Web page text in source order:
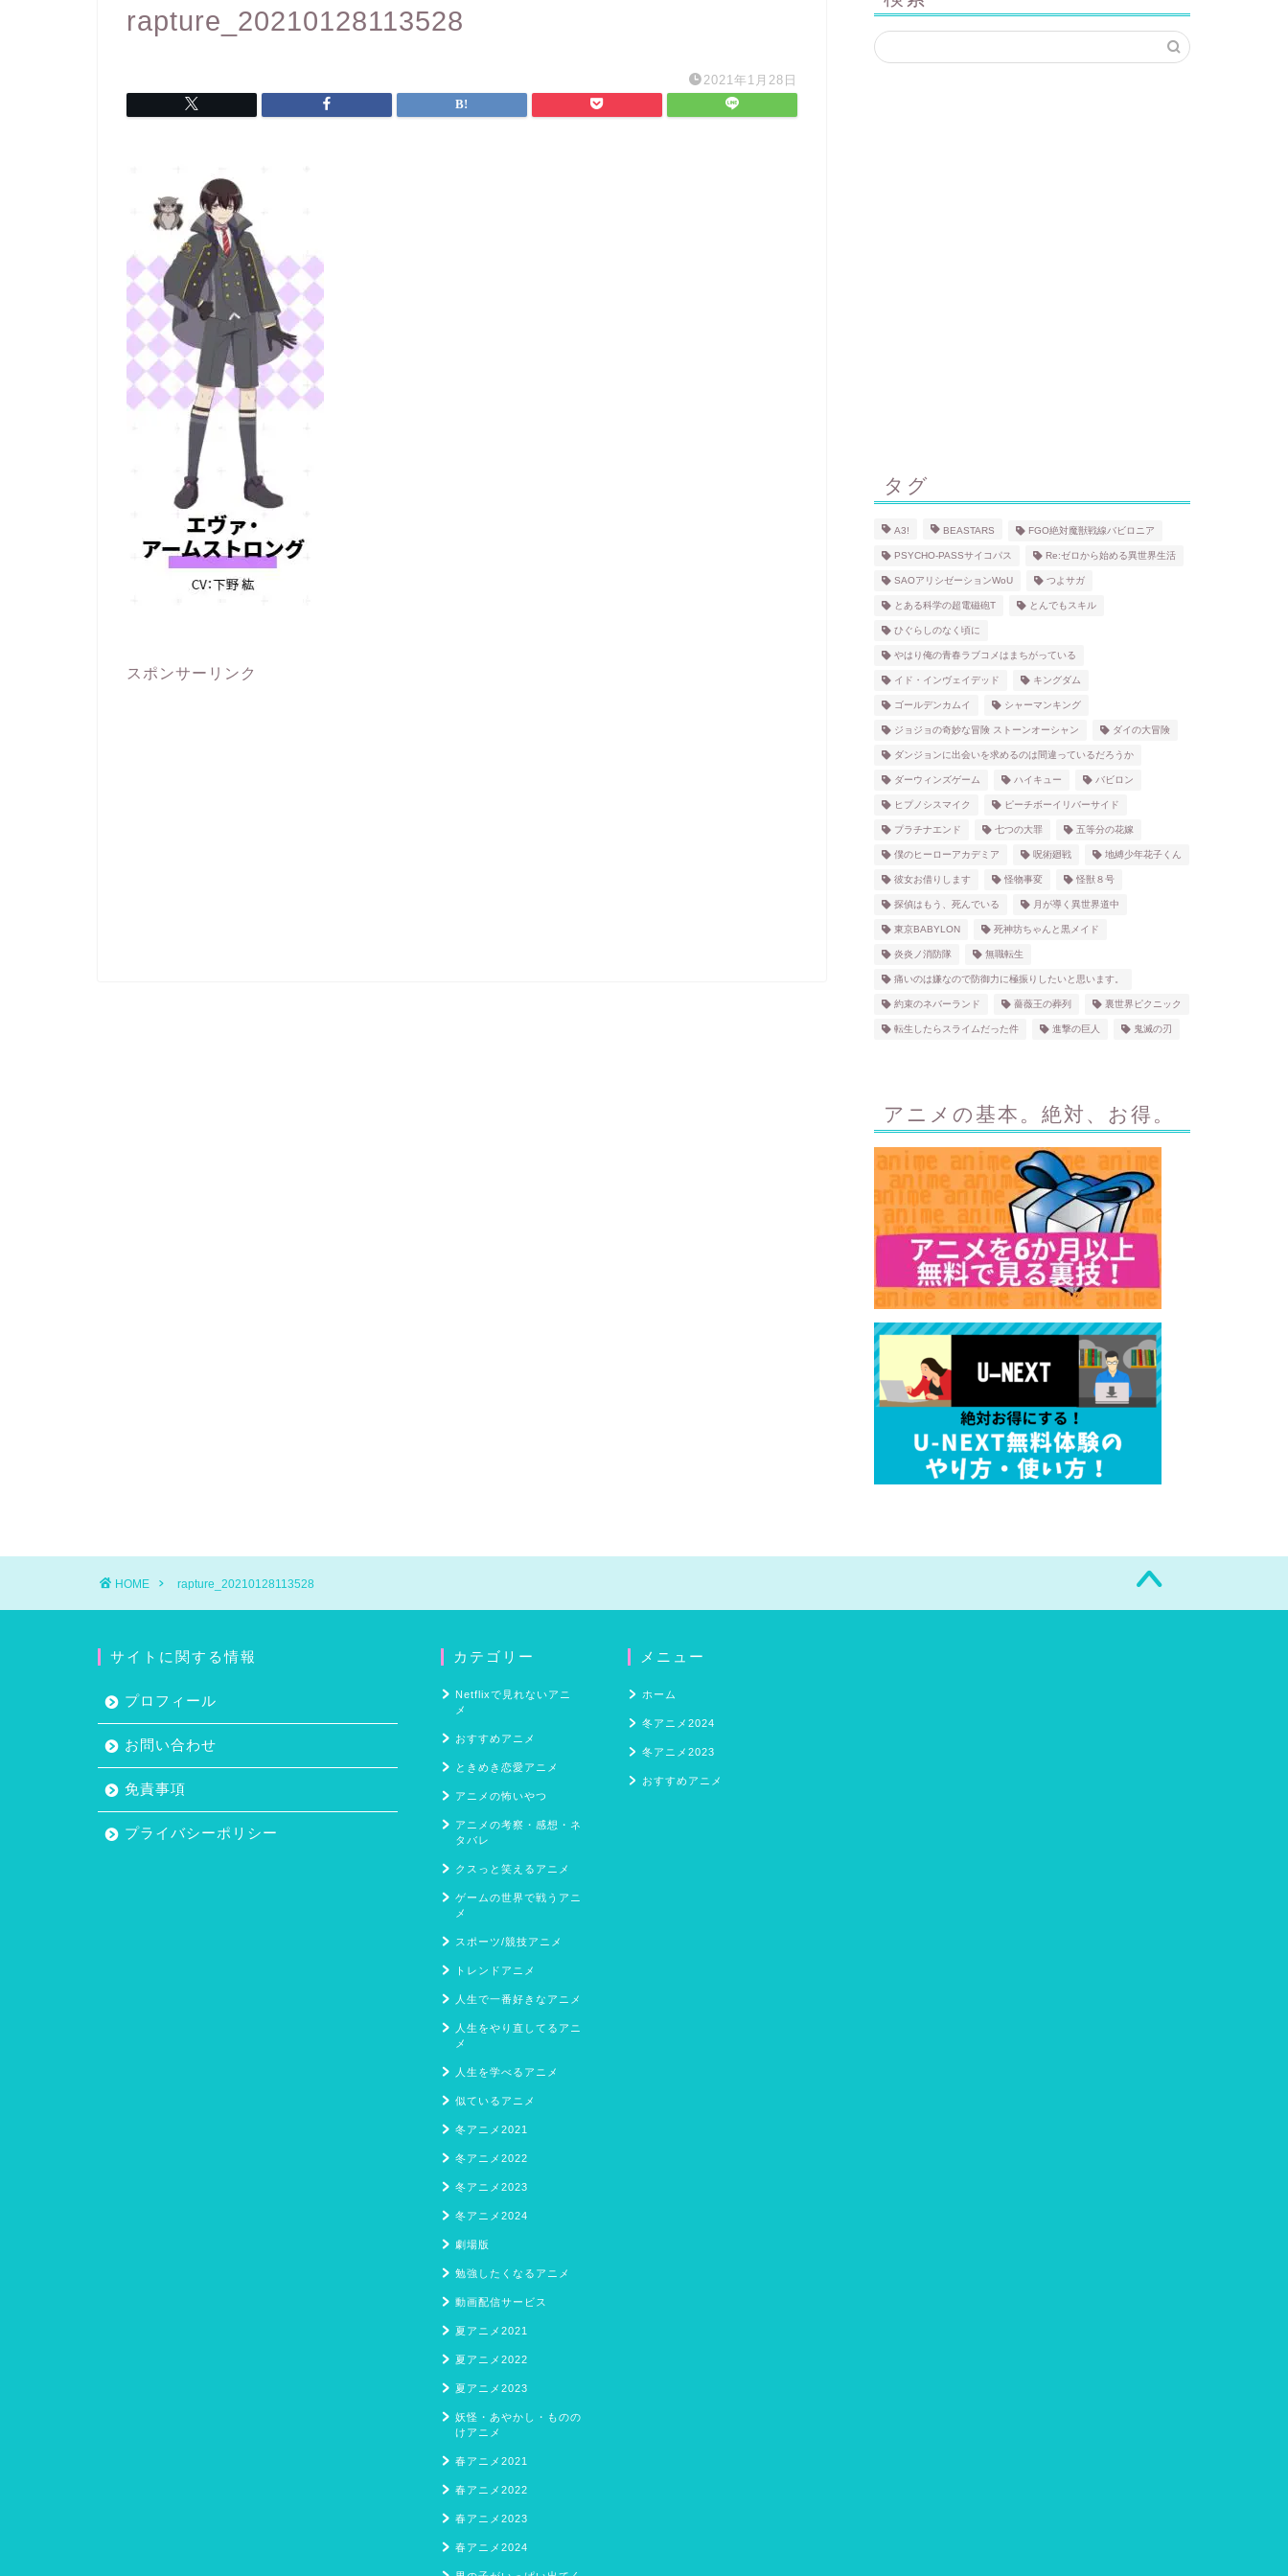
rapture_20210128113528
2021年1月28日
スポンサーリンク
タグ
A3! BEASTARS FGO絶対魔獣戦線バビロニア
PSYCHO-PASSサイコパス Re:ゼロから始める異世界生活
SAOアリシゼーションWoU つよサガ
とある科学の超電磁砲T とんでもスキル
ひぐらしのなく頃に
やはり俺の青春ラブコメはまちがっている
イド・インヴェイデッド キングダム
ゴールデンカムイ シャーマンキング
ジョジョの奇妙な冒険 ストーンオーシャン ダイの大冒険
ダンジョンに出会いを求めるのは間違っているだろうか
ダーウィンズゲーム ハイキュー バビロン
ヒプノシスマイク ピーチボーイリバーサイド
プラチナエンド 七つの大罪 五等分の花嫁
僕のヒーローアカデミア 呪術廻戦 地縛少年花子くん
彼女お借りします 怪物事変 怪獣８号
探偵はもう、死んでいる 月が導く異世界道中
東京BABYLON 死神坊ちゃんと黒メイド
炎炎ノ消防隊 無職転生
痛いのは嫌なので防御力に極振りしたいと思います。
約束のネバーランド 薔薇王の葬列 裏世界ピクニック
転生したらスライムだった件 進撃の巨人 鬼滅の刃
アニメの基本。絶対、お得。
HOME rapture_20210128113528
サイトに関する情報
プロフィール
お問い合わせ
免責事項
プライバシーポリシー
カテゴリー
Netflixで見れないアニ
メ
おすすめアニメ
ときめき恋愛アニメ
アニメの怖いやつ
アニメの考察・感想・ネ
タバレ
クスっと笑えるアニメ
ゲームの世界で戦うアニ
メ
スポーツ/競技アニメ
トレンドアニメ
人生で一番好きなアニメ
人生をやり直してるアニ
メ
人生を学べるアニメ
似ているアニメ
冬アニメ2021
冬アニメ2022
冬アニメ2023
冬アニメ2024
劇場版
勉強したくなるアニメ
動画配信サービス
夏アニメ2021
夏アニメ2022
夏アニメ2023
妖怪・あやかし・ものの
けアニメ
春アニメ2021
春アニメ2022
春アニメ2023
春アニメ2024
メニュー
ホーム
冬アニメ2024
冬アニメ2023
おすすめアニメ